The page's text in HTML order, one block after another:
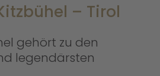
– Tirol
gehört zu den
legendärsten